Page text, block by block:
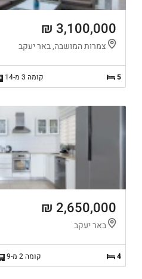
3,100,000 ₪
צמרות המושבה, באר יעקב
5 קומה 3 מ-14
2,650,000 ₪
באר יעקב
4 קומה 2 מ-9